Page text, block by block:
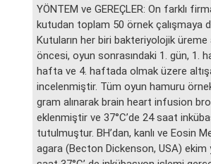
YÖNTEM ve GEREÇLER: On farklı
kutudan toplam 50 örnek çalışmaya
Kutuların her biri bakteriyolojik üreme
öncesi, oyun sonrasındaki 1. gün, 1.
hafta ve 4. haftada olmak üzere
incelenmiştir. Tüm oyun hamuru
gram alınarak brain heart infusion
eklenmiştir ve 37°C’de 24 saat
tutulmuştur. BH’dan, kanlı ve Eosin
agara (Becton Dickenson, USA) ekim